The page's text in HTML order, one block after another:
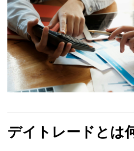
デイトレードとは